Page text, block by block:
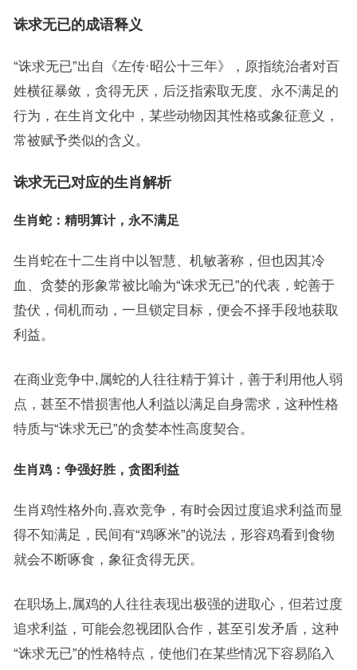
诛求无已的成语释义
“诛求无已”出自《左传·昭公十三年》，原指统治者对百
姓横征暴敛，贪得无厌，后泛指索取无度、永不满足的
行为，在生肖文化中，某些动物因其性格或象征意义，
常被赋予类似的含义。
诛求无已对应的生肖解析
生肖蛇：精明算计，永不满足
生肖蛇在十二生肖中以智慧、机敏著称，但也因其冷
血、贪婪的形象常被比喻为“诛求无已”的代表，蛇善于
蛰伏，伺机而动，一旦锁定目标，便会不择手段地获取
利益。
在商业竞争中,属蛇的人往往精于算计，善于利用他人弱
点，甚至不惜损害他人利益以满足自身需求，这种性格
特质与“诛求无已”的贪婪本性高度契合。
生肖鸡：争强好胜，贪图利益
生肖鸡性格外向,喜欢竞争，有时会因过度追求利益而显
得不知满足，民间有“鸡啄米”的说法，形容鸡看到食物
就会不断啄食，象征贪得无厌。
在职场上,属鸡的人往往表现出极强的进取心，但若过度
追求利益，可能会忽视团队合作，甚至引发矛盾，这种
“诛求无已”的性格特点，使他们在某些情况下容易陷入